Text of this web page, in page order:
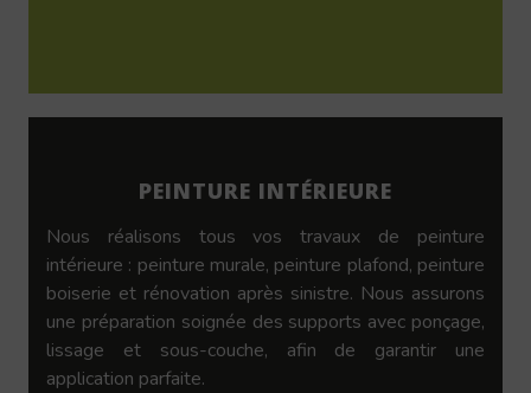
PEINTURE INTÉRIEURE
Nous réalisons tous vos travaux de peinture
intérieure : peinture murale, peinture plafond, peinture
boiserie et rénovation après sinistre. Nous assurons
une préparation soignée des supports avec ponçage,
lissage et sous-couche, afin de garantir une
application parfaite.